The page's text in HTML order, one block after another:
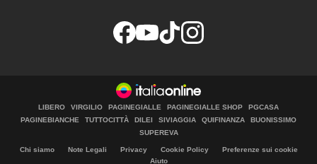
LIBERO VIRGILIO PAGINEGIALLE PAGINEGIALLE SHOP
PGCASA
PAGINEBIANCHE
TUTTOCITTÀ DILEI SIVIAGGIA QUIFINANZA
BUONISSIMO
SUPEREVA
Chi siamo Note Legali Privacy Cookie Policy
Preferenze sui cookie
Aiuto